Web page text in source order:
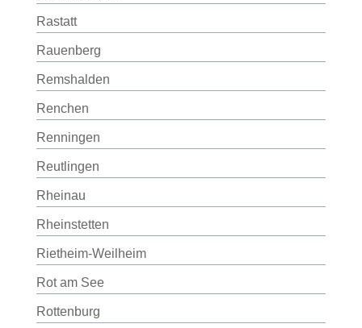
Rastatt
Rauenberg
Remshalden
Renchen
Renningen
Reutlingen
Rheinau
Rheinstetten
Rietheim-Weilheim
Rot am See
Rottenburg